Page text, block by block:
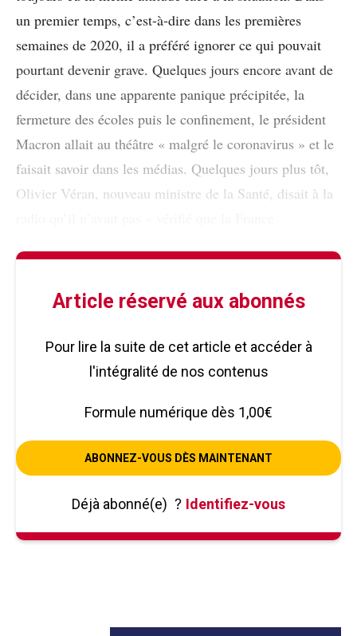
un premier temps, c’est-à-dire dans les premières
semaines de 2020, il a préféré ignorer ce qui pouvait
pourtant devenir grave. Quelques jours encore avant de
décider, dans une apparente panique précipitée, la
fermeture des écoles puis le confinement, le président
Macron allait au théâtre « malgré le coronavirus » et le
faisait savoir dans les médias. Quelques jours plus tôt,
Olivier Véran, nouveau ministre de la Santé, disait à la
Article réservé aux abonnés
Pour lire la suite de cet article et accéder à
l'intégralité de nos contenus
Formule numérique dès 1,00€
ABONNEZ-VOUS DÈS MAINTENANT
Déjà abonné(e) ? Identifiez-vous